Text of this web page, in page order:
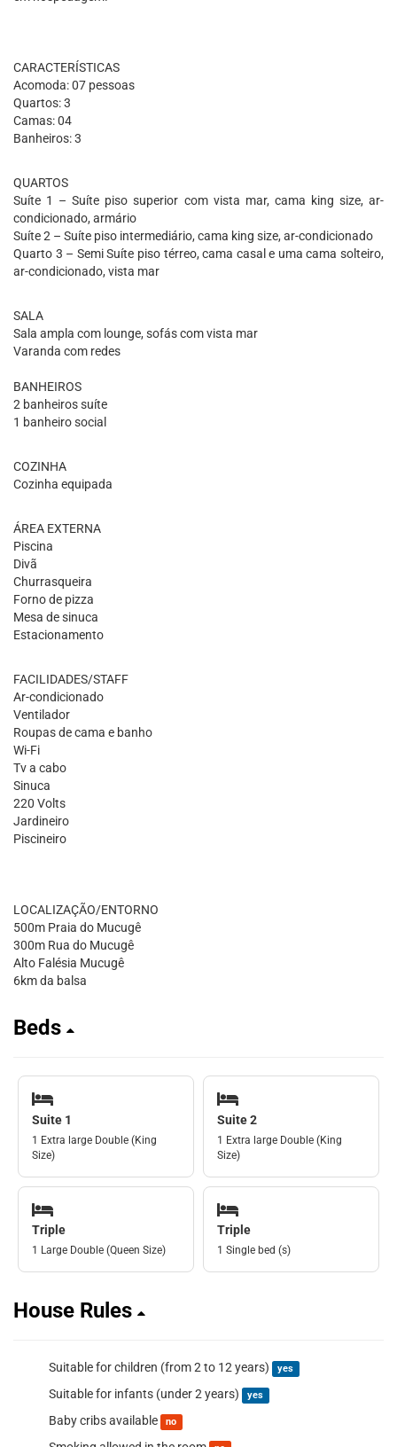
CARACTERÍSTICAS
Acomoda: 07 pessoas
Quartos: 3
Camas: 04
Banheiros: 3
QUARTOS
Suíte 1 – Suíte piso superior com vista mar, cama king size, ar-
condicionado, armário
Suíte 2 – Suíte piso intermediário, cama king size, ar-condicionado
Quarto 3 – Semi Suíte piso térreo, cama casal e uma cama solteiro,
ar-condicionado, vista mar
SALA
Sala ampla com lounge, sofás com vista mar
Varanda com redes
BANHEIROS
2 banheiros suíte
1 banheiro social
COZINHA
Cozinha equipada
ÁREA EXTERNA
Piscina
Divã
Churrasqueira
Forno de pizza
Mesa de sinuca
Estacionamento
FACILIDADES/STAFF
Ar-condicionado
Ventilador
Roupas de cama e banho
Wi-Fi
Tv a cabo
Sinuca
220 Volts
Jardineiro
Piscineiro
LOCALIZAÇÃO/ENTORNO
500m Praia do Mucugê
300m Rua do Mucugê
Alto Falésia Mucugê
6km da balsa
Beds
Suite 1
1 Extra large Double (King
Size)
Suite 2
1 Extra large Double (King
Size)
Triple
1 Large Double (Queen Size)
Triple
1 Single bed (s)
House Rules
Suitable for children (from 2 to 12 years) yes
Suitable for infants (under 2 years) yes
Baby cribs available no